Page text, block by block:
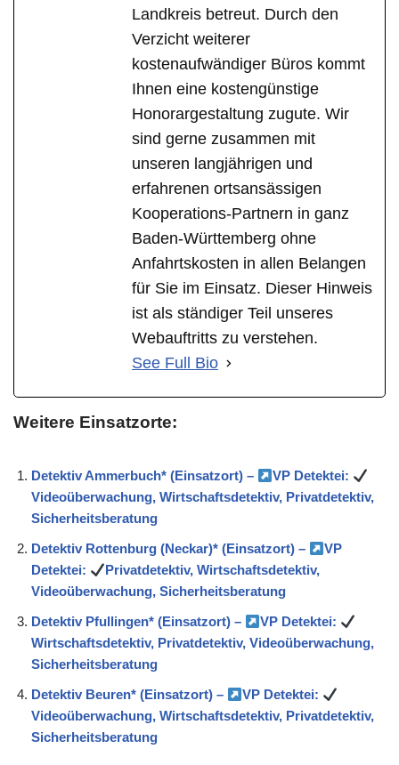
Landkreis betreut. Durch den
Verzicht weiterer
kostenaufwändiger Büros kommt
Ihnen eine kostengünstige
Honorargestaltung zugute. Wir
sind gerne zusammen mit
unseren langjährigen und
erfahrenen ortsansässigen
Kooperations-Partnern in ganz
Baden-Württemberg ohne
Anfahrtskosten in allen Belangen
für Sie im Einsatz. Dieser Hinweis
ist als ständiger Teil unseres
Webauftritts zu verstehen.
See Full Bio
Weitere Einsatzorte:
Detektiv Ammerbuch* (Einsatzort) –
VP Detektei:
Videoüberwachung, Wirtschaftsdetektiv, Privatdetektiv,
Sicherheitsberatung
Detektiv Rottenburg (Neckar)* (Einsatzort) –
VP
Detektei:
Privatdetektiv, Wirtschaftsdetektiv,
Videoüberwachung, Sicherheitsberatung
Detektiv Pfullingen* (Einsatzort) –
VP Detektei:
Wirtschaftsdetektiv, Privatdetektiv, Videoüberwachung,
Sicherheitsberatung
Detektiv Beuren* (Einsatzort) –
VP Detektei:
Videoüberwachung, Wirtschaftsdetektiv, Privatdetektiv,
Sicherheitsberatung